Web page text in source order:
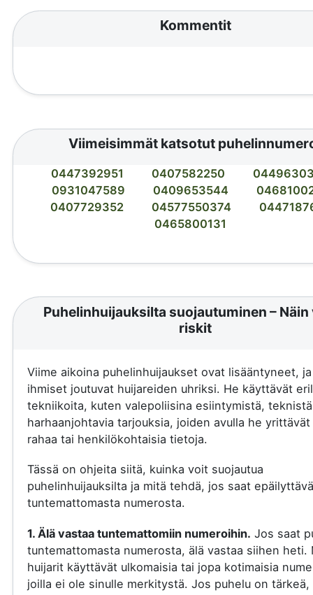
Kommentit
Viimeisimmät katsotut
0447392951 0407582250
0931047589
0409653544
0407729352
04577550374
0465800131
Puhelinhuijauksilta suojautuminen – Näin
riskit
Viime aikoina puhelinhuijaukset ovat lisääntyneet,
ihmiset joutuvat huijareiden uhriksi. He käyttävät
tekniikoita, kuten valepoliisina esiintymistä,
harhaanjohtavia tarjouksia, joiden avulla he yrittävät
rahaa tai henkilökohtaisia tietoja.
Tässä on ohjeita siitä, kuinka voit suojautua
puhelinhuijauksilta ja mitä tehdä, jos saat
tuntemattomasta numerosta.
1. Älä vastaa tuntemattomiin numeroihin. Jos saat
tuntemattomasta numerosta, älä vastaa siihen heti.
huijarit käyttävät ulkomaisia tai jopa kotimaisia
joilla ei ole sinulle merkitystä. Jos puhelu on